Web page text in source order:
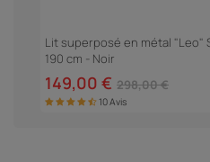
Lit superposé en métal "Leo"
190 cm - Noir
149,00 € 298,00 €
10 Avis